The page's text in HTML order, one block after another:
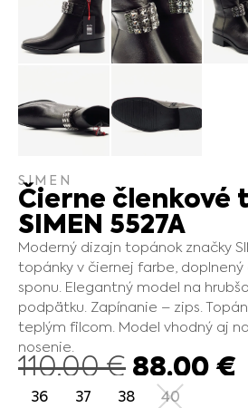
SIMEN
Čierne členkové
SIMEN 5527A
Moderný dizajn topánok značky
topánky v čiernej farbe, doplnený
sponu. Elegantný model na
podpätku. Zapínanie – zips.
teplým filcom. Model vhodný aj
nosenie.
110.00€ 88.00€
36 37 38 40